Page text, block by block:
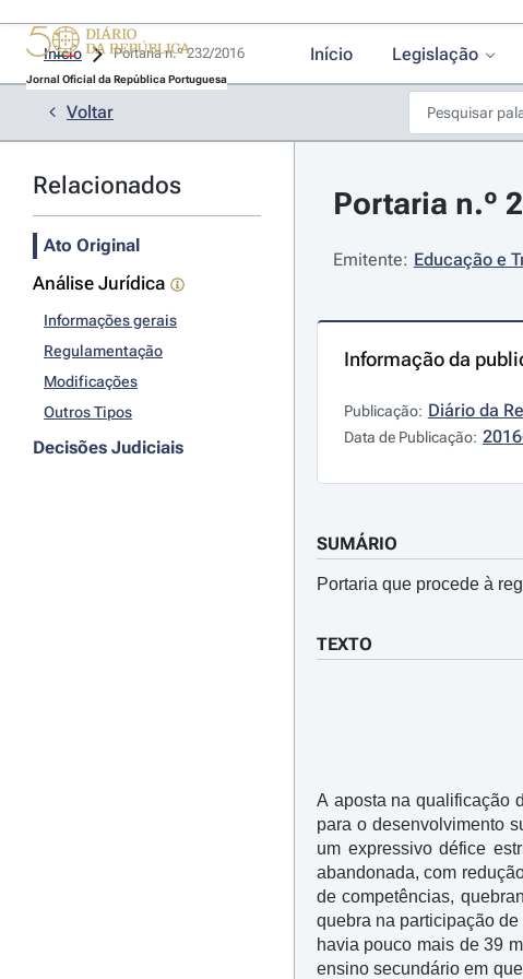
Jornal Oficial da República Portuguesa
Início Legislação
Início
Voltar
Relacionados
Ato Original
Análise Jurídica
Informações gerais
Regulamentação
Modificações
Outros Tipos
Decisões Judiciais
Portaria n.º
Emitente: Educação e
Informação da
Publicação: Diário da
Data de Publicação:
SUMÁRIO
Portaria que procede à
TEXTO
A aposta na qualificação
para o desenvolvimento
um expressivo défice
abandonada, com
de competências,
quebra na participação
havia pouco mais de 39
ensino secundário em